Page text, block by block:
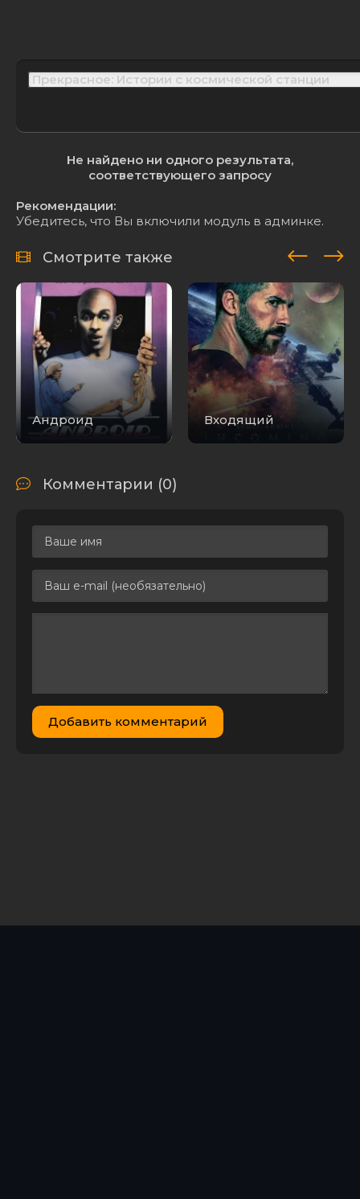
Не найдено ни одного результата,
соответствующего запросу
Рекомендации:
Убедитесь, что Вы включили модуль в админке.
Смотрите также
Андроид Входящий
Комментарии (0)
Добавить комментарий